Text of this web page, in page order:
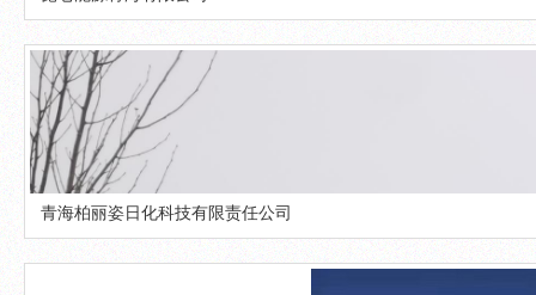
青海柏丽姿日化科技有限责任公司